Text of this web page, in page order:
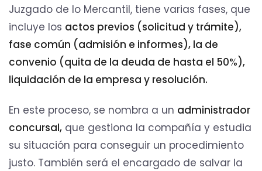
Juzgado de lo Mercantil, tiene varias fases, que
incluye los actos previos (solicitud y trámite),
fase común (admisión e informes), la de
convenio (quita de la deuda de hasta el 50%),
liquidación de la empresa y resolución.
En este proceso, se nombra a un administrador
concursal, que gestiona la compañía y estudia
su situación para conseguir un procedimiento
justo. También será el encargado de salvar la